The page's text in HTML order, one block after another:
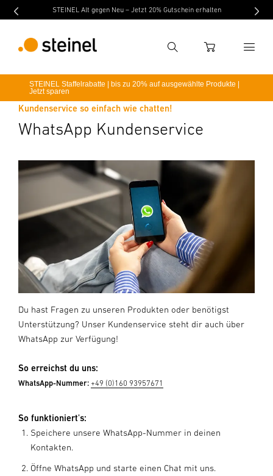
STEINEL Alt gegen Neu – Jetzt 20% Gutschein erhalten
Suche
Suche
Suchbegriff eingeben
WARENKORB
STEINEL Staffelrabatte | bis zu 20% auf ausgewählte Produkte |
Jetzt sparen
Kundenservice so einfach wie chatten!
WhatsApp Kundenservice
Du hast Fragen zu unseren Produkten oder benötigst
Unterstützung? Unser Kundenservice steht dir auch über
WhatsApp zur Verfügung!
So erreichst du uns:
WhatsApp-Nummer: +49 (0)160 93957671
So funktioniert's:
Speichere unsere WhatsApp-Nummer in deinen
Kontakten.
Öffne WhatsApp und starte einen Chat mit uns.